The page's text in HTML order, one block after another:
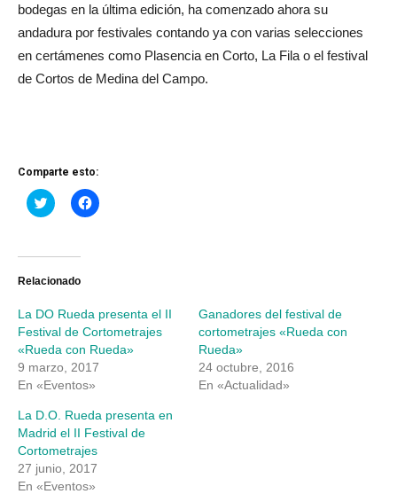
bodegas en la última edición, ha comenzado ahora su
andadura por festivales contando ya con varias selecciones
en certámenes como Plasencia en Corto, La Fila o el festival
de Cortos de Medina del Campo.
Comparte esto:
Haz
clic
Twitter
abre
ventana
nueva)
Haz
clic
ventana
nueva)
Relacionado
La DO Rueda presenta el II
Festival de Cortometrajes
«Rueda con Rueda»
9 marzo, 2017
En «Eventos»
Ganadores del festival de
cortometrajes «Rueda con
Rueda»
24 octubre, 2016
En «Actualidad»
La D.O. Rueda presenta en
Madrid el II Festival de
Cortometrajes
27 junio, 2017
En «Eventos»